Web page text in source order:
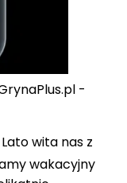
-
Lato wita nas z
wakacyjny